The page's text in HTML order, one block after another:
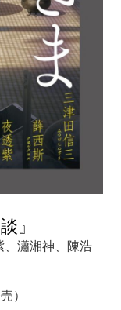
』
瀟湘神、陳浩
）